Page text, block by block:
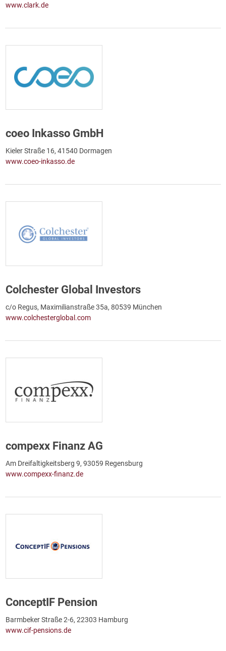
www.clark.de
coeo Inkasso GmbH
Kieler Straße 16, 41540 Dormagen
www.coeo-inkasso.de
Colchester Global Investors
c/o Regus, Maximilianstraße 35a, 80539 München
www.colchesterglobal.com
compexx Finanz AG
Am Dreifaltigkeitsberg 9, 93059 Regensburg
www.compexx-finanz.de
ConceptIF Pension
Barmbeker Straße 2-6, 22303 Hamburg
www.cif-pensions.de